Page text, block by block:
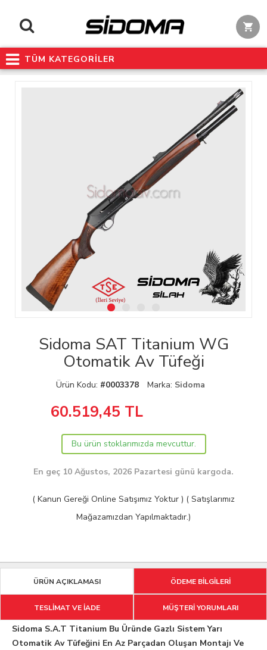
TÜM KATEGORİLER
Sidoma SAT Titanium WG
Otomatik Av Tüfeği
Ürün Kodu: #0003378 Marka: Sidoma
60.519,45 TL
Bu ürün stoklarımızda mevcuttur.
En geç 10 Ağustos, 2026 Pazartesi günü kargoda.
( Kanun Gereği Online Satışımız Yoktur ) ( Satışlarımız
Mağazamızdan Yapılmaktadır.)
ÜRÜN AÇIKLAMASI ÖDEME BİLGİLERİ
TESLİMAT VE İADE MÜŞTERİ YORUMLARI
Sidoma S.A.T Titanium Bu Üründe Gazlı Sistem Yarı
Otomatik Av Tüfeğini En Az Parçadan Oluşan Montajı Ve